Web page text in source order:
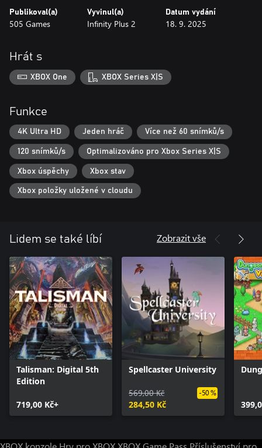
- Discover hidden Runes and create magical items in your Citadel
Forge
Are you up to the challenge? Test your match 3 skills as you
battle against monsters and villains to save the kingdom of
Etheria.
Publikoval(a)
505 Games
Vyvinul(a)
Infinity Plus 2
Datum vydání
18. 9. 2025
Hrát s
XBOX One XBOX Series X|S
Funkce
4K Ultra HD Jeden hráč Více než 60 snímků/s
120 snímků/s Optimalizováno pro Xbox Series X|S
Xbox úspěchy Xbox stav
Xbox položky uložené v cloudu
Lidem se také líbí Zobrazit vše
Talisman: Digital 5th
Edition
719,00 Kč+
Spellcaster University
569,00 Kč
284,50 Kč
-50 %